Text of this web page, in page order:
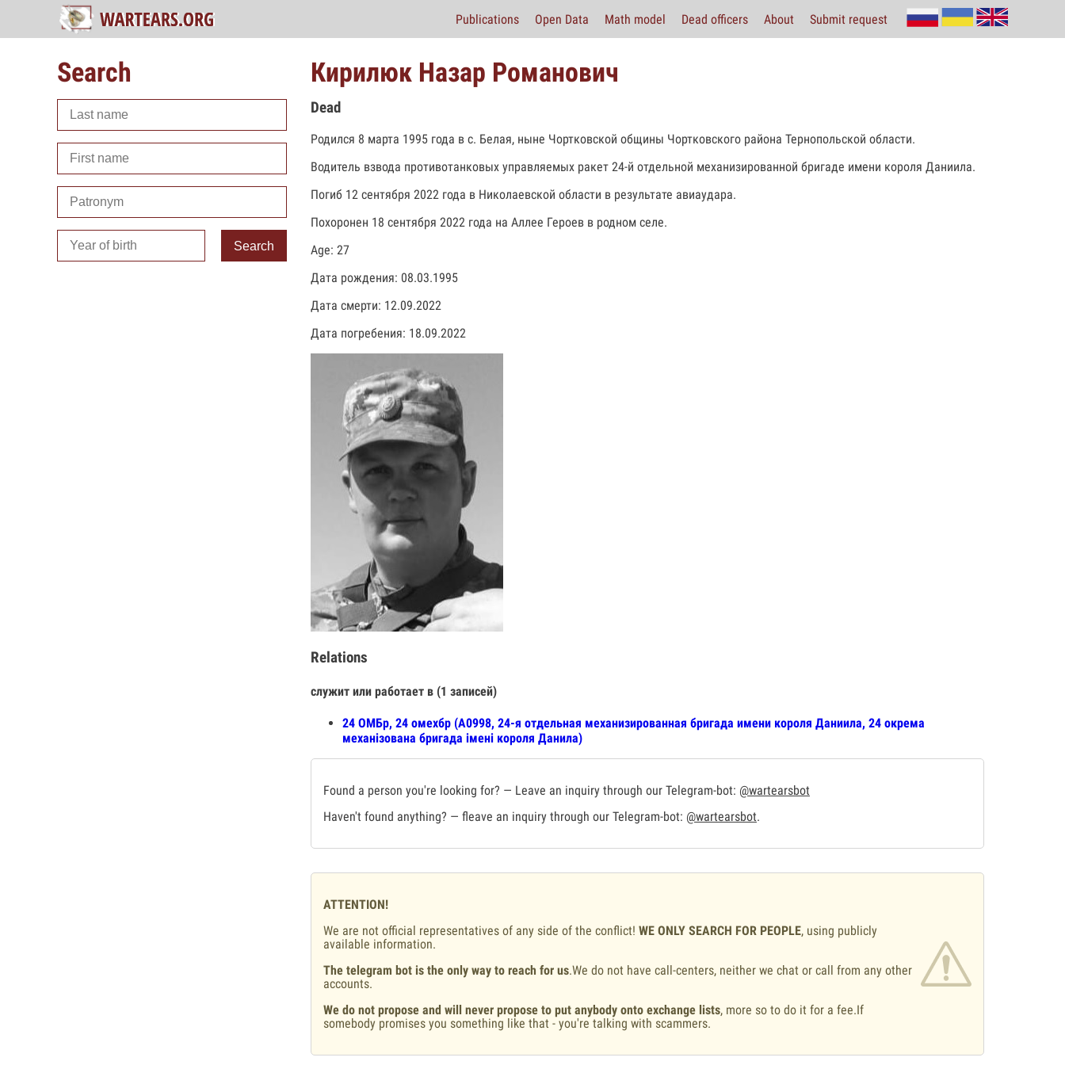
Publications Open Data Math model Dead officers About Submit request
Search
Search
Кирилюк Назар Романович
Dead
Родился 8 марта 1995 года в с. Белая, ныне Чортковской общины Чортковского района Тернопольской области.
Водитель взвода противотанковых управляемых ракет 24-й отдельной механизированной бригаде имени короля Даниила.
Погиб 12 сентября 2022 года в Николаевской области в результате авиаудара.
Похоронен 18 сентября 2022 года на Аллее Героев в родном селе.
Age: 27
Дата рождения: 08.03.1995
Дата смерти: 12.09.2022
Дата погребения: 18.09.2022
Relations
служит или работает в (1 записей)
24 ОМБр, 24 омехбр (А0998, 24-я отдельная механизированная бригада имени короля Даниила, 24 окрема
механізована бригада імені короля Данила)
Found a person you're looking for? — Leave an inquiry through our Telegram-bot: @wartearsbot
Haven't found anything? — fleave an inquiry through our Telegram-bot: @wartearsbot.
ATTENTION!
We are not official representatives of any side of the conflict! WE ONLY SEARCH FOR PEOPLE, using publicly
available information.
The telegram bot is the only way to reach for us.We do not have call-centers, neither we chat or call from any other
accounts.
We do not propose and will never propose to put anybody onto exchange lists, more so to do it for a fee.If
somebody promises you something like that - you're talking with scammers.